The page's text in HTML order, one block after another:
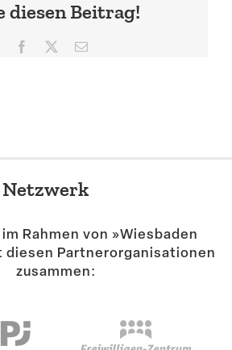
Suche
diesen Beitrag!
Facebook E-
Rahmen von »Wiesbaden
diesen Partner­or­ga­ni­sa­tionen
zusammen: